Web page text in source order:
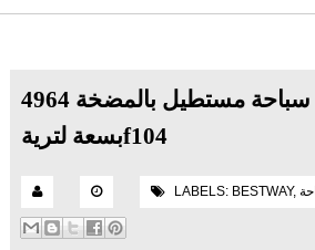
4964 بيست واي حمام سباحة مستطيل بالمضخة
بسعة لتريةf104
LABELS: BESTWAY,